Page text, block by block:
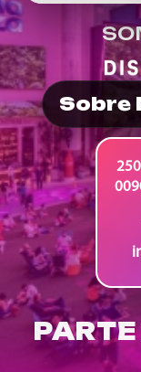
Sobre
PARTE